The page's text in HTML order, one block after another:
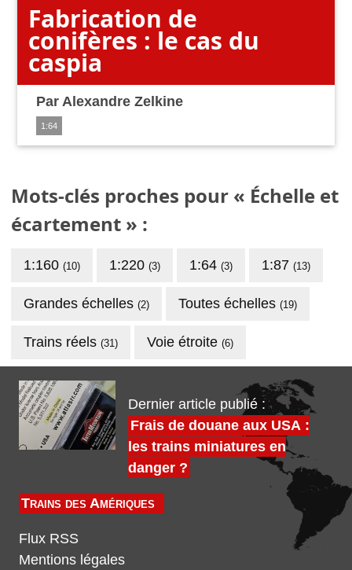
Fabrication de
conifères : le cas du
caspia
Par Alexandre Zelkine
1:64
Mots-clés proches pour « Échelle et
écartement » :
1:160 (10) 1:220 (3) 1:64 (3) 1:87 (13)
Grandes échelles (2) Toutes échelles (19)
Trains réels (31) Voie étroite (6)
Dernier article publié :
Frais de douane aux USA :
les trains miniatures en
danger ?
Trains des Amériques
Flux RSS
Mentions légales